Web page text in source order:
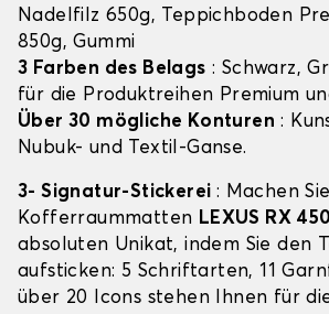
Nadelfilz 650g, Teppichboden
850g, Gummi
3 Farben des Belags : Schwarz,
für die Produktreihen Premium
Über 30 mögliche Konturen :
Nubuk- und Textil-Ganse.
3- Signatur-Stickerei : Machen
Kofferraummatten LEXUS RX
absoluten Unikat, indem Sie den
aufsticken: 5 Schriftarten, 11
über 20 Icons stehen Ihnen für